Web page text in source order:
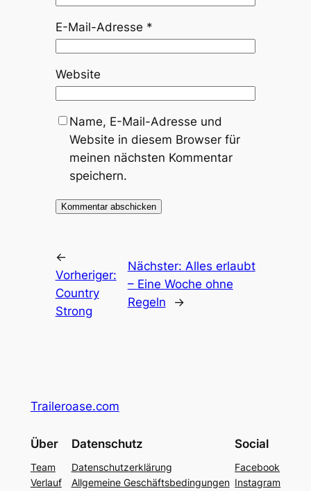
E-Mail-Adresse *
Website
Name, E-Mail-Adresse und
Website in diesem Browser für
meinen nächsten Kommentar
speichern.
←
Vorheriger:
Country
Strong
Nächster: Alles erlaubt
– Eine Woche ohne
Regeln
→
Traileroase.com
Über
Team
Verlauf
Datenschutz
Datenschutzerklärung
Allgemeine Geschäftsbedingungen
Social
Facebook
Instagram